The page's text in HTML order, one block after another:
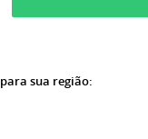
sua região: